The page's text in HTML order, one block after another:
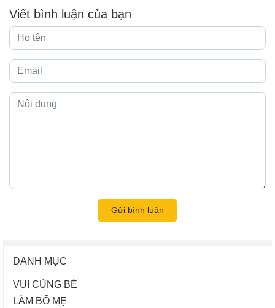
Viết bình luận của bạn
Gửi bình luận
DANH MỤC
VUI CÙNG BÉ
LÀM BỐ MẸ